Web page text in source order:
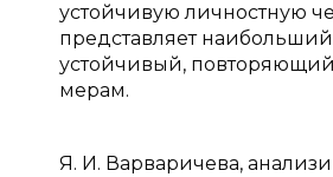
устойчивую личностную
представляет
устойчивый,
мерам.
Я. И. Варваричева,